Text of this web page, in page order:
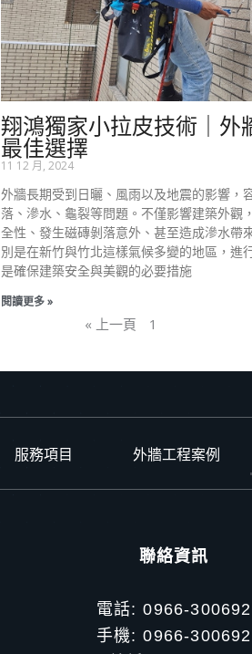
翔鴻獨家小拉皮技術｜外
最佳選擇
11 12 月, 2024
外牆長期受到日曬、風雨以及地震的影響，
落、滲水、龜裂等問題。不僅影響建築外觀
全性、發生磁磚剝落意外、甚至造成滲水帶
別是在新竹與竹北這樣氣候多變的地區，進
是確保建築安全與美觀的必要措施
閱讀更多 »
« 上一頁 1
服務項目 外牆工程案例
聯絡資訊
電話: 0966-300692
手機: 0966-300692